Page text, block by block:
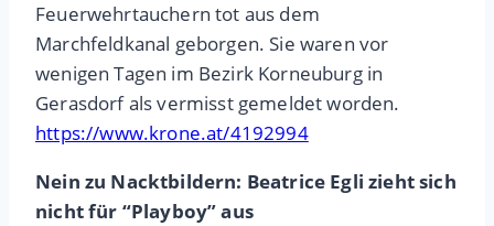
Feuerwehrtauchern tot aus dem
Marchfeldkanal geborgen. Sie waren vor
wenigen Tagen im Bezirk Korneuburg in
Gerasdorf als vermisst gemeldet worden.
https://www.krone.at/4192994
Nein zu Nacktbildern: Beatrice Egli zieht sich
nicht für “Playboy” aus